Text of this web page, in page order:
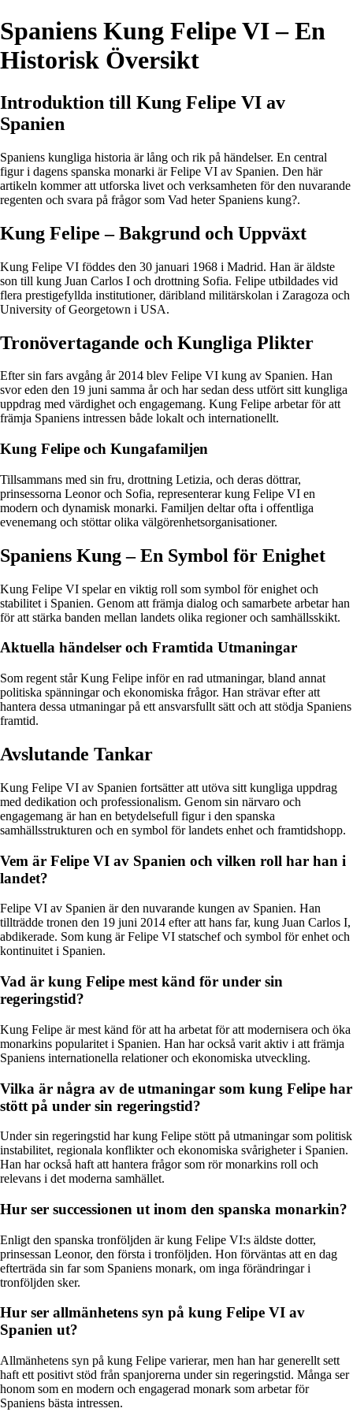
Spaniens Kung Felipe VI – En
Historisk Översikt
Introduktion till Kung Felipe VI av
Spanien
Spaniens kungliga historia är lång och rik på händelser. En central
figur i dagens spanska monarki är Felipe VI av Spanien. Den här
artikeln kommer att utforska livet och verksamheten för den nuvarande
regenten och svara på frågor som Vad heter Spaniens kung?.
Kung Felipe – Bakgrund och Uppväxt
Kung Felipe VI föddes den 30 januari 1968 i Madrid. Han är äldste
son till kung Juan Carlos I och drottning Sofia. Felipe utbildades vid
flera prestigefyllda institutioner, däribland militärskolan i Zaragoza och
University of Georgetown i USA.
Tronövertagande och Kungliga Plikter
Efter sin fars avgång år 2014 blev Felipe VI kung av Spanien. Han
svor eden den 19 juni samma år och har sedan dess utfört sitt kungliga
uppdrag med värdighet och engagemang. Kung Felipe arbetar för att
främja Spaniens intressen både lokalt och internationellt.
Kung Felipe och Kungafamiljen
Tillsammans med sin fru, drottning Letizia, och deras döttrar,
prinsessorna Leonor och Sofia, representerar kung Felipe VI en
modern och dynamisk monarki. Familjen deltar ofta i offentliga
evenemang och stöttar olika välgörenhetsorganisationer.
Spaniens Kung – En Symbol för Enighet
Kung Felipe VI spelar en viktig roll som symbol för enighet och
stabilitet i Spanien. Genom att främja dialog och samarbete arbetar han
för att stärka banden mellan landets olika regioner och samhällsskikt.
Aktuella händelser och Framtida Utmaningar
Som regent står Kung Felipe inför en rad utmaningar, bland annat
politiska spänningar och ekonomiska frågor. Han strävar efter att
hantera dessa utmaningar på ett ansvarsfullt sätt och att stödja Spaniens
framtid.
Avslutande Tankar
Kung Felipe VI av Spanien fortsätter att utöva sitt kungliga uppdrag
med dedikation och professionalism. Genom sin närvaro och
engagemang är han en betydelsefull figur i den spanska
samhällsstrukturen och en symbol för landets enhet och framtidshopp.
Vem är Felipe VI av Spanien och vilken roll har han i
landet?
Felipe VI av Spanien är den nuvarande kungen av Spanien. Han
tillträdde tronen den 19 juni 2014 efter att hans far, kung Juan Carlos I,
abdikerade. Som kung är Felipe VI statschef och symbol för enhet och
kontinuitet i Spanien.
Vad är kung Felipe mest känd för under sin
regeringstid?
Kung Felipe är mest känd för att ha arbetat för att modernisera och öka
monarkins popularitet i Spanien. Han har också varit aktiv i att främja
Spaniens internationella relationer och ekonomiska utveckling.
Vilka är några av de utmaningar som kung Felipe har
stött på under sin regeringstid?
Under sin regeringstid har kung Felipe stött på utmaningar som politisk
instabilitet, regionala konflikter och ekonomiska svårigheter i Spanien.
Han har också haft att hantera frågor som rör monarkins roll och
relevans i det moderna samhället.
Hur ser successionen ut inom den spanska monarkin?
Enligt den spanska tronföljden är kung Felipe VI:s äldste dotter,
prinsessan Leonor, den första i tronföljden. Hon förväntas att en dag
efterträda sin far som Spaniens monark, om inga förändringar i
tronföljden sker.
Hur ser allmänhetens syn på kung Felipe VI av
Spanien ut?
Allmänhetens syn på kung Felipe varierar, men han har generellt sett
haft ett positivt stöd från spanjorerna under sin regeringstid. Många ser
honom som en modern och engagerad monark som arbetar för
Spaniens bästa intressen.